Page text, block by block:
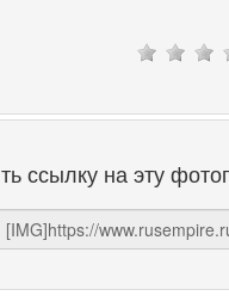
ссылку на эту